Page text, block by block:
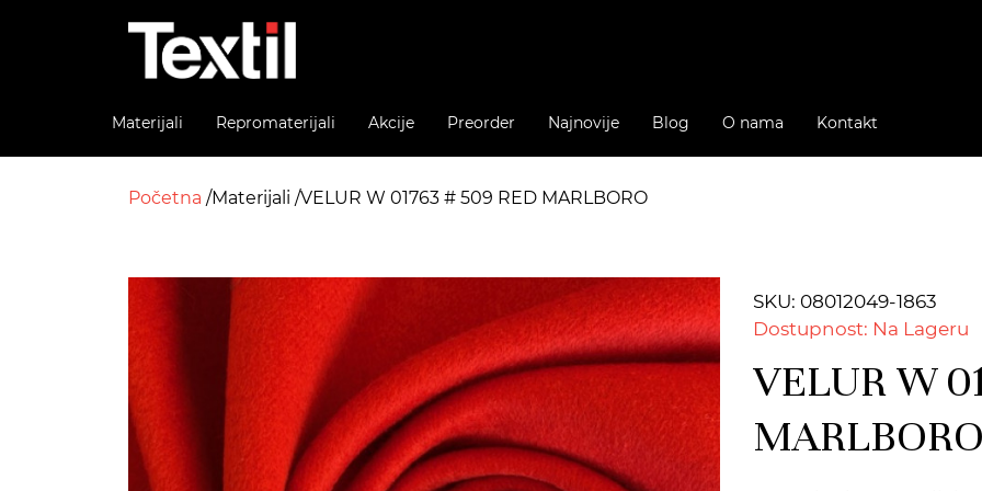
Materijali Repromaterijali Akcije Preorder Najnovije Blog O nama Kontakt
Početna Materijali VELUR W 01763 # 509 RED MARLBORO
SKU: 08012049-1863
Dostupnost: Na Lageru
VELUR W
MARLBORO